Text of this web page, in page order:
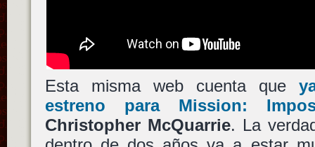
Esta misma web cuenta que
estreno para Mission:
Christopher McQuarrie. La